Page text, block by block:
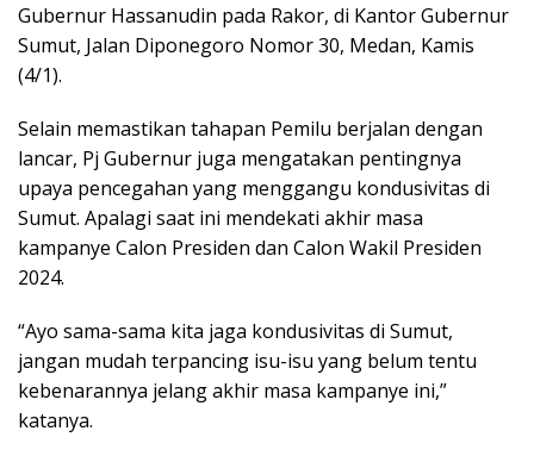
Gubernur Hassanudin pada Rakor, di Kantor Gubernur
Sumut, Jalan Diponegoro Nomor 30, Medan, Kamis
(4/1).
Selain memastikan tahapan Pemilu berjalan dengan
lancar, Pj Gubernur juga mengatakan pentingnya
upaya pencegahan yang menggangu kondusivitas di
Sumut. Apalagi saat ini mendekati akhir masa
kampanye Calon Presiden dan Calon Wakil Presiden
2024.
“Ayo sama-sama kita jaga kondusivitas di Sumut,
jangan mudah terpancing isu-isu yang belum tentu
kebenarannya jelang akhir masa kampanye ini,”
katanya.